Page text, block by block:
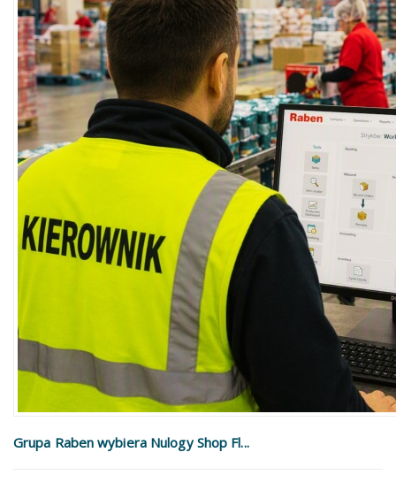
Grupa Raben wybiera Nulogy Shop Fl...